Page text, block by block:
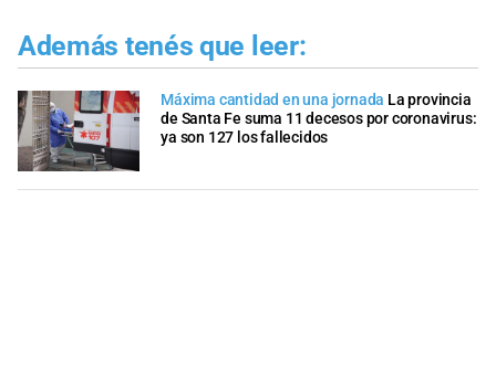
Además tenés que leer:
Máxima cantidad en una jornada La provincia
de Santa Fe suma 11 decesos por coronavirus:
ya son 127 los fallecidos